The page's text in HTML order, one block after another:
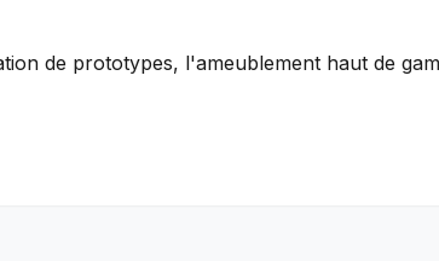
de prototypes, l'ameublement haut de